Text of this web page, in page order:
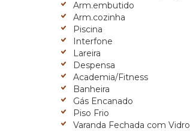
Arm.embutido
Arm.cozinha
Piscina
Interfone
Lareira
Despensa
Academia/Fitness
Banheira
Gás Encanado
Piso Frio
Varanda Fechada com Vidro